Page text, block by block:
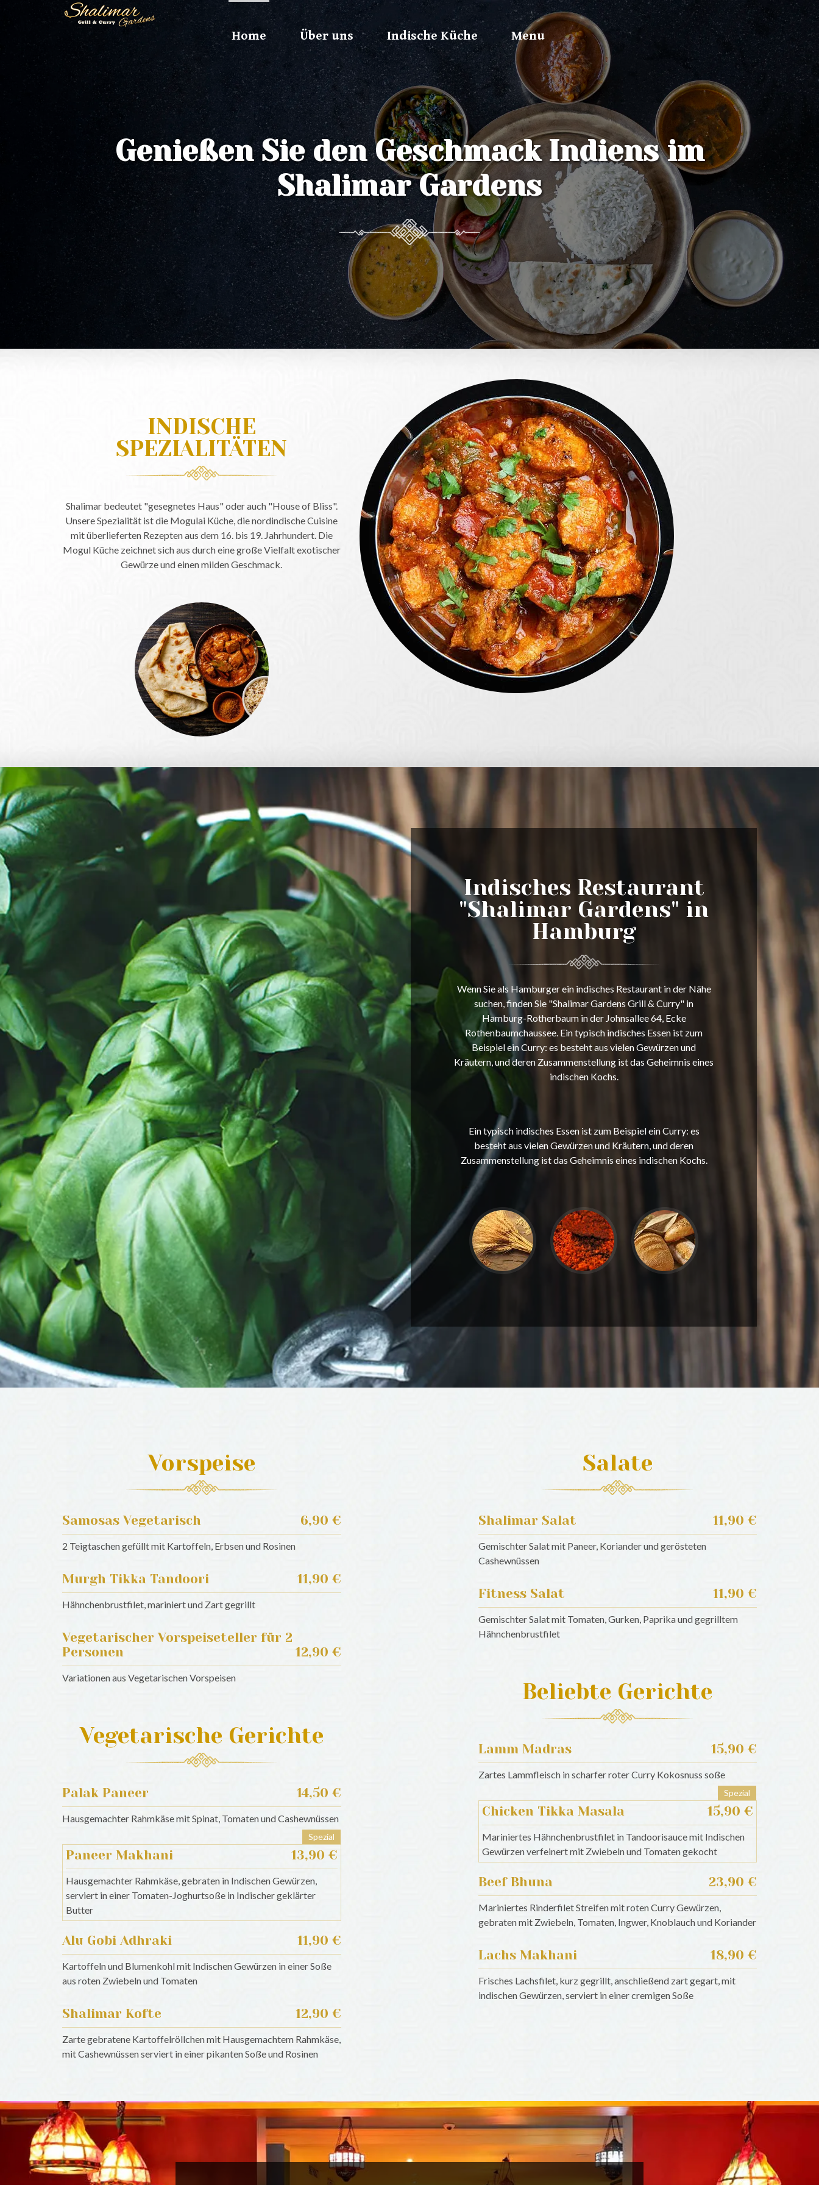
Home Über uns Indische Küche Menu
Genießen Sie den Geschmack Indiens im
Shalimar Gardens
INDISCHE
SPEZIALITÄTEN
Shalimar bedeutet "gesegnetes Haus" oder auch "House of Bliss".
Unsere Spezialität ist die Mogulai Küche, die nordindische Cuisine
mit überlieferten Rezepten aus dem 16. bis 19. Jahrhundert. Die
Mogul Küche zeichnet sich aus durch eine große Vielfalt exotischer
Gewürze und einen milden Geschmack.
Indisches Restaurant
"Shalimar Gardens" in
Hamburg
Wenn Sie als Hamburger ein indisches Restaurant in der Nähe
suchen, finden Sie "Shalimar Gardens Grill & Curry" in
Hamburg-Rotherbaum in der Johnsallee 64, Ecke
Rothenbaumchaussee. Ein typisch indisches Essen ist zum
Beispiel ein Curry: es besteht aus vielen Gewürzen und
Kräutern, und deren Zusammenstellung ist das Geheimnis eines
indischen Kochs.
Ein typisch indisches Essen ist zum Beispiel ein Curry: es
besteht aus vielen Gewürzen und Kräutern, und deren
Zusammenstellung ist das Geheimnis eines indischen Kochs.
Vorspeise
Samosas Vegetarisch 6,90 €
2 Teigtaschen gefüllt mit Kartoffeln, Erbsen und Rosinen
Murgh Tikka Tandoori 11,90 €
Hähnchenbrustfilet, mariniert und Zart gegrillt
Vegetarischer Vorspeiseteller für 2
Personen
12,90 €
Variationen aus Vegetarischen Vorspeisen
Vegetarische Gerichte
Palak Paneer 14,50 €
Hausgemachter Rahmkäse mit Spinat, Tomaten und Cashewnüssen
Spezial
Paneer Makhani 13,90 €
Hausgemachter Rahmkäse, gebraten in Indischen Gewürzen,
serviert in einer Tomaten-Joghurtsoße in Indischer geklärter
Butter
Alu Gobi Adhraki 11,90 €
Kartoffeln und Blumenkohl mit Indischen Gewürzen in einer Soße
aus roten Zwiebeln und Tomaten
Shalimar Kofte 12,90 €
Zarte gebratene Kartoffelröllchen mit Hausgemachtem Rahmkäse,
mit Cashewnüssen serviert in einer pikanten Soße und Rosinen
Salate
Shalimar Salat 11,90 €
Gemischter Salat mit Paneer, Koriander und gerösteten
Cashewnüssen
Fitness Salat 11,90 €
Gemischter Salat mit Tomaten, Gurken, Paprika und gegrilltem
Hähnchenbrustfilet
Beliebte Gerichte
Lamm Madras 15,90 €
Zartes Lammfleisch in scharfer roter Curry Kokosnuss soße
Spezial
Chicken Tikka Masala 15,90 €
Mariniertes Hähnchenbrustfilet in Tandoorisauce mit Indischen
Gewürzen verfeinert mit Zwiebeln und Tomaten gekocht
Beef Bhuna 23,90 €
Mariniertes Rinderfilet Streifen mit roten Curry Gewürzen,
gebraten mit Zwiebeln, Tomaten, Ingwer, Knoblauch und Koriander
Lachs Makhani 18,90 €
Frisches Lachsfilet, kurz gegrillt, anschließend zart gegart, mit
indischen Gewürzen, serviert in einer cremigen Soße